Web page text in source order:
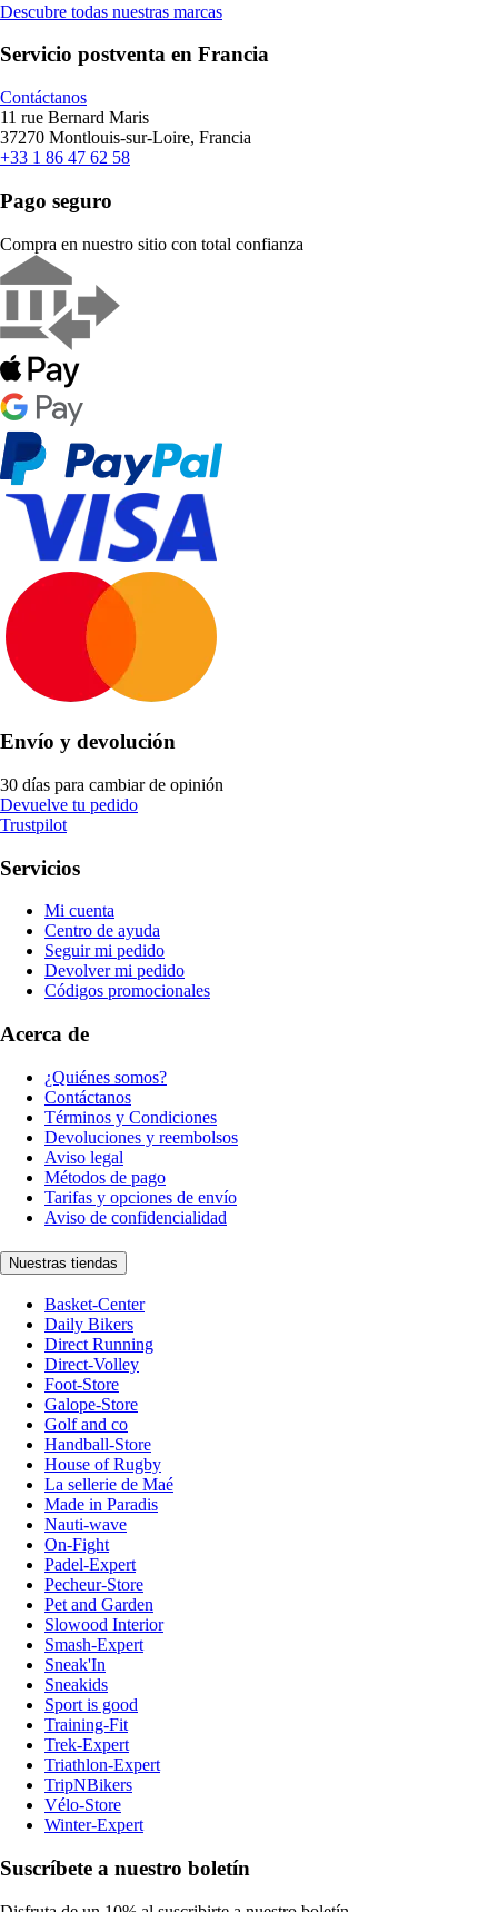
Descubre todas nuestras marcas
Servicio postventa en Francia
Contáctanos
11 rue Bernard Maris
37270 Montlouis-sur-Loire, Francia
+33 1 86 47 62 58
Pago seguro
Compra en nuestro sitio con total confianza
Envío y devolución
30 días para cambiar de opinión
Devuelve tu pedido
Trustpilot
Servicios
Mi cuenta
Centro de ayuda
Seguir mi pedido
Devolver mi pedido
Códigos promocionales
Acerca de
¿Quiénes somos?
Contáctanos
Términos y Condiciones
Devoluciones y reembolsos
Aviso legal
Métodos de pago
Tarifas y opciones de envío
Aviso de confidencialidad
Nuestras tiendas
Basket-Center
Daily Bikers
Direct Running
Direct-Volley
Foot-Store
Galope-Store
Golf and co
Handball-Store
House of Rugby
La sellerie de Maé
Made in Paradis
Nauti-wave
On-Fight
Padel-Expert
Pecheur-Store
Pet and Garden
Slowood Interior
Smash-Expert
Sneak'In
Sneakids
Sport is good
Training-Fit
Trek-Expert
Triathlon-Expert
TripNBikers
Vélo-Store
Winter-Expert
Suscríbete a nuestro boletín